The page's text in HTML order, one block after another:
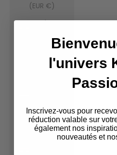
(EUR €)
Honduras
Hong Kong
SAR (EUR
Iceland
(EUR €)
l'univers
Inscrivez-vous pour
réduction valable sur
également nos
nouveautés et